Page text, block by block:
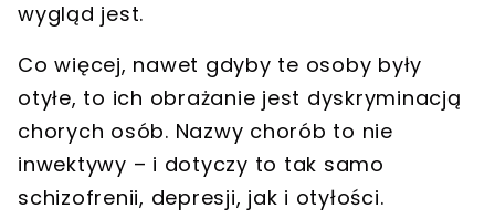
wygląd jest.
Co więcej, nawet gdyby te osoby były
otyłe, to ich obrażanie jest dyskryminacją
chorych osób. Nazwy chorób to nie
inwektywy – i dotyczy to tak samo
schizofrenii, depresji, jak i otyłości.